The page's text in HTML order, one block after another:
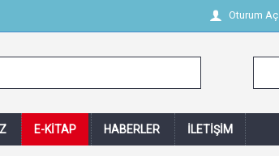
Oturum Aç
E-KITAP HABERLER İLETIŞIM